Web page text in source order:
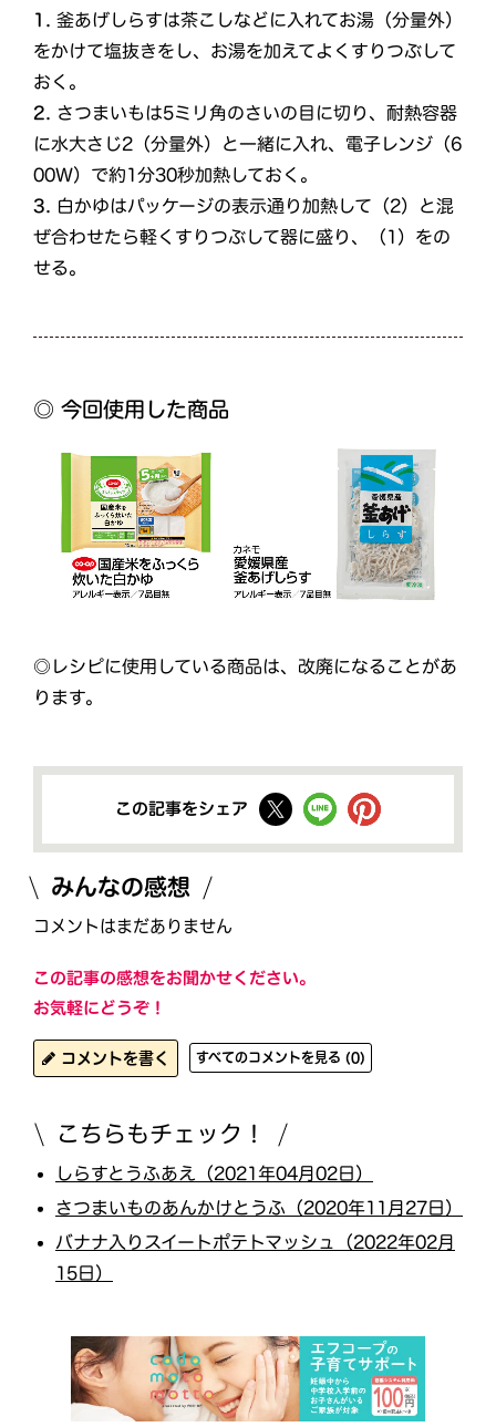
1.釜あげしらすは茶こしなどに入れてお湯（分量外）
をかけて塩抜きをし、お湯を加えてよくすりつぶして
おく。
2. さつまいもは5ミリ角のさいの目に切り、耐熱容器
に水大さじ2（分量外）と一緒に入れ、電子レンジ（6
00Ｗ）で約1分30秒加熱しておく。
3. 白かゆはパッケージの表示通り加熱して（2）と混
ぜ合わせたら軽くすりつぶして器に盛り、（1）をの
せる。
◎ 今回使用した商品
◎レシピに使用している商品は、改廃になることがあ
ります。
この記事をシェア
みんなの感想
コメントはまだありません
この記事の感想をお聞かせください。
お気軽にどうぞ！
コメントを書く すべてのコメントを見る (0)
こちらもチェック！
しらすとうふあえ（2021年04月02日）
さつまいものあんかけとうふ（2020年11月27日）
バナナ入りスイートポテトマッシュ（2022年02月
15日）